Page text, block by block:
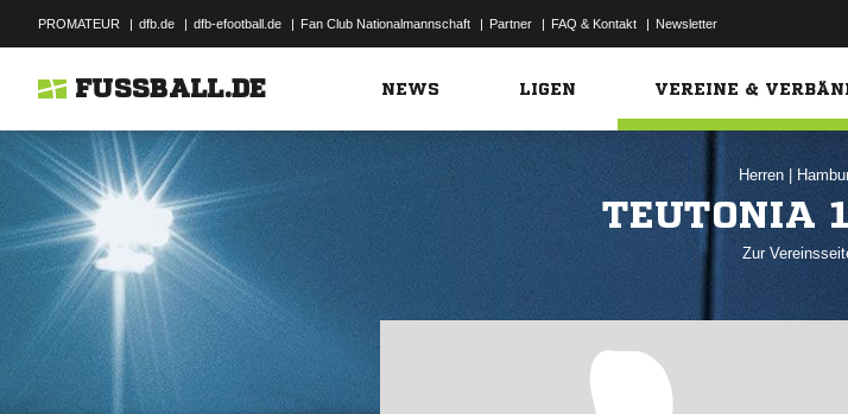
PROMATEUR | dfb.de | dfb-efootball.de | Fan Club Nationalmannschaft | Partner | FAQ & Kontakt | Newsletter
FUSSBALL.DE NEWS LIGEN VEREINE &
Herren
TEUTONIA
Zur